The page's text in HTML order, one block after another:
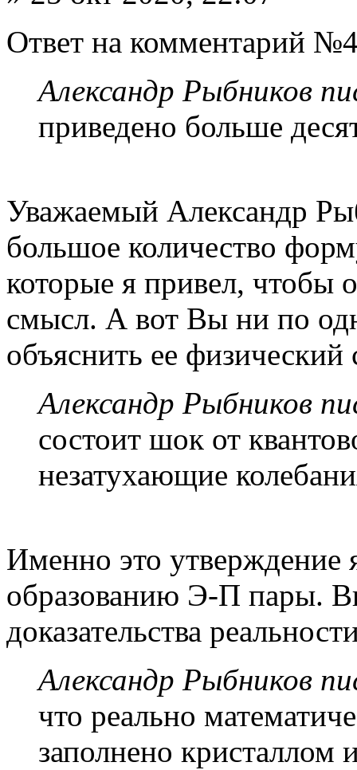
Ответ на комментарий
Александр Рыбников
приведено больше
Уважаемый Александр
большое количество
которые я привел, чтобы
смысл. А вот Вы ни по
объяснить ее
Александр Рыбников
состоит шок от
незатухающие
Именно это утверждение
образованию Э-П пары.
доказательства
Александр Рыбников
что реально
заполнено кристаллом